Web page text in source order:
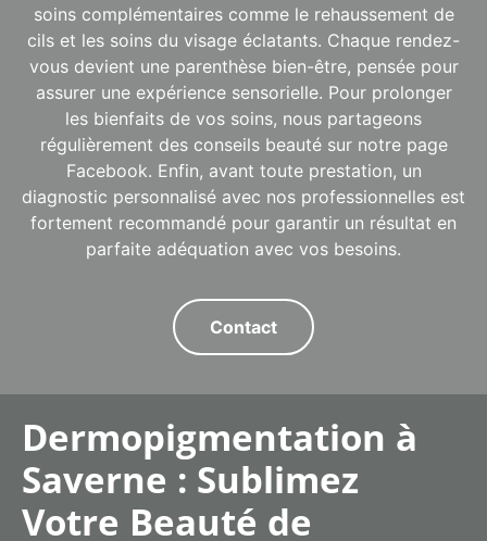
soins complémentaires comme le rehaussement de
cils et les soins du visage éclatants. Chaque rendez-
vous devient une parenthèse bien-être, pensée pour
assurer une expérience sensorielle. Pour prolonger
les bienfaits de vos soins, nous partageons
régulièrement des conseils beauté sur notre page
Facebook. Enfin, avant toute prestation, un
diagnostic personnalisé avec nos professionnelles est
fortement recommandé pour garantir un résultat en
parfaite adéquation avec vos besoins.
Contact
Dermopigmentation à
Saverne : Sublimez
Votre Beauté de